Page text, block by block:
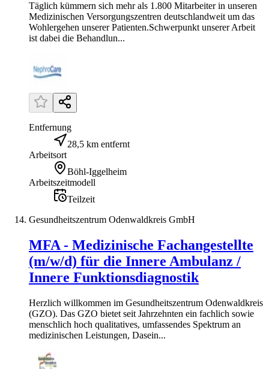
Täglich kümmern sich mehr als 1.800 Mitarbeiter in unseren
Medi­zinischen Ver­sorgungs­zentren deutsch­landweit um das
Wohl­ergehen unserer Patienten.Schwerpunkt unserer Arbeit
ist dabei die Behandlun...
Entfernung
28,5 km entfernt
Arbeitsort
Böhl-Iggelheim
Arbeitszeitmodell
Teilzeit
Gesundheitszentrum Odenwaldkreis GmbH
MFA - Medizinische Fachangestellte
(m/w/d) für die Innere Ambulanz /
Innere Funktionsdiagnostik
Herzlich willkommen im Gesundheitszentrum Odenwaldkreis
(GZO). Das GZO bietet seit Jahrzehnten ein fachlich sowie
menschlich hoch qualitatives, umfassendes Spektrum an
medizinischen Leistungen, Dasein...